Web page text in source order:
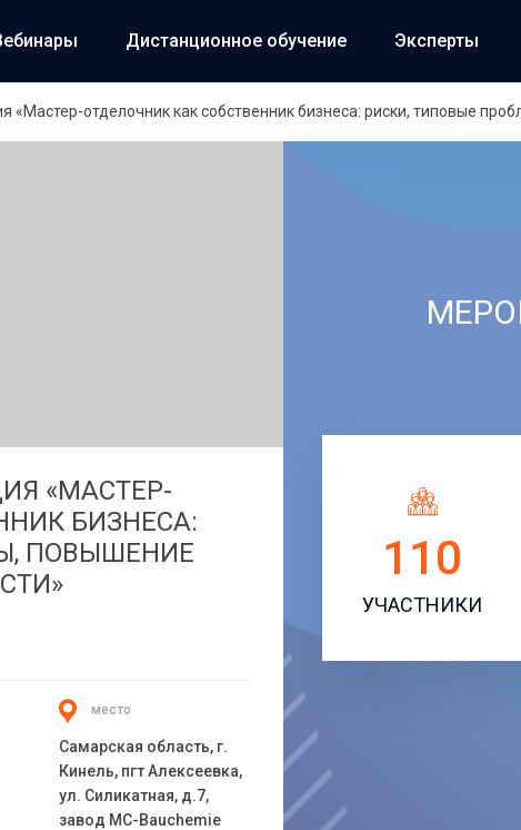
Дистанционное обучение Эксперты
«Мастер-отделочник как собственник бизнеса: риски, типовые
«МАСТЕР-
БИЗНЕСА:
ПОВЫШЕНИЕ
место
Самарская область, г.
Кинель, пгт Алексеевка,
ул. Силикатная, д.7,
завод MC-Bauchemie
110
УЧАСТНИКИ